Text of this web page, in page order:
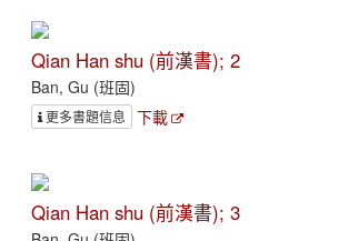
Qian Han shu (前漢書); 2
Ban, Gu (班固)
更多書題信息 下載
Qian Han shu (前漢書); 3